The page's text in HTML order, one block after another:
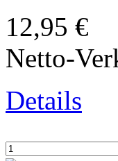
12,95 €
Netto-
Details